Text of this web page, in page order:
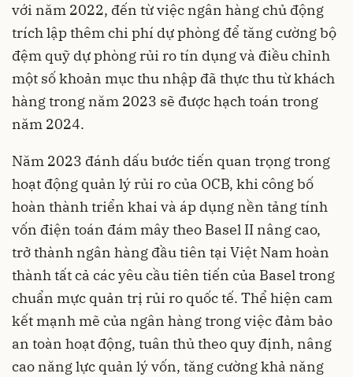
với năm 2022, đến từ việc ngân hàng chủ động
trích lập thêm chi phí dự phòng để tăng cường bộ
đệm quỹ dự phòng rủi ro tín dụng và điều chỉnh
một số khoản mục thu nhập đã thực thu từ khách
hàng trong năm 2023 sẽ được hạch toán trong
năm 2024.
Năm 2023 đánh dấu bước tiến quan trọng trong
hoạt động quản lý rủi ro của OCB, khi công bố
hoàn thành triển khai và áp dụng nền tảng tính
vốn điện toán đám mây theo Basel II nâng cao,
trở thành ngân hàng đầu tiên tại Việt Nam hoàn
thành tất cả các yêu cầu tiên tiến của Basel trong
chuẩn mực quản trị rủi ro quốc tế. Thể hiện cam
kết mạnh mẽ của ngân hàng trong việc đảm bảo
an toàn hoạt động, tuân thủ theo quy định, nâng
cao năng lực quản lý vốn, tăng cường khả năng